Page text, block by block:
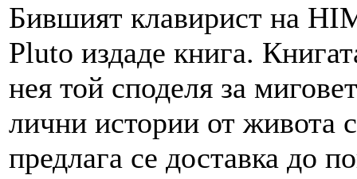
Бившият клавирист на
Pluto издаде книга.
нея той споделя за
лични истории от живота
предлага се доставка до